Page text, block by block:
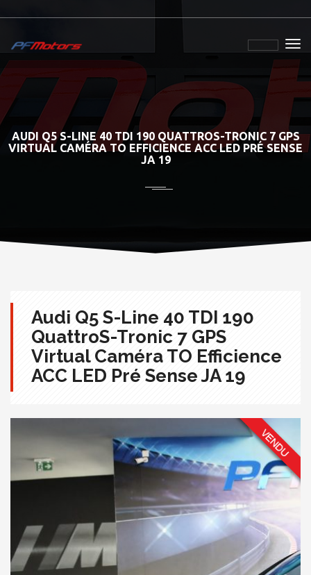
AUDI Q5 S-LINE 40 TDI 190 QUATTROS-TRONIC 7 GPS
VIRTUAL CAMÉRA TO EFFICIENCE ACC LED PRÉ SENSE
JA 19
Audi Q5 S-Line 40 TDI 190
QuattroS-Tronic 7 GPS
Virtual Caméra TO Efficience
ACC LED Pré Sense JA 19